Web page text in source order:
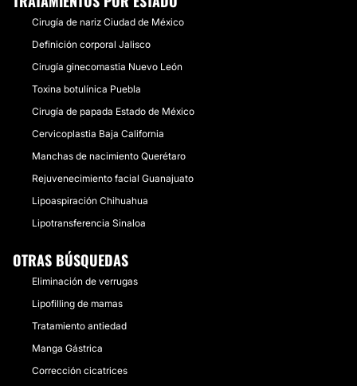
Cirugía de nariz Ciudad de México
Definición corporal Jalisco
Cirugía ginecomastia Nuevo León
Toxina botulínica Puebla
Cirugía de papada Estado de México
Cervicoplastia Baja California
Manchas de nacimiento Querétaro
Rejuvenecimiento facial Guanajuato
Lipoaspiración Chihuahua
Lipotransferencia Sinaloa
OTRAS BÚSQUEDAS
Eliminación de verrugas
Lipofilling de mamas
Tratamiento antiedad
Manga Gástrica
Corrección cicatrices